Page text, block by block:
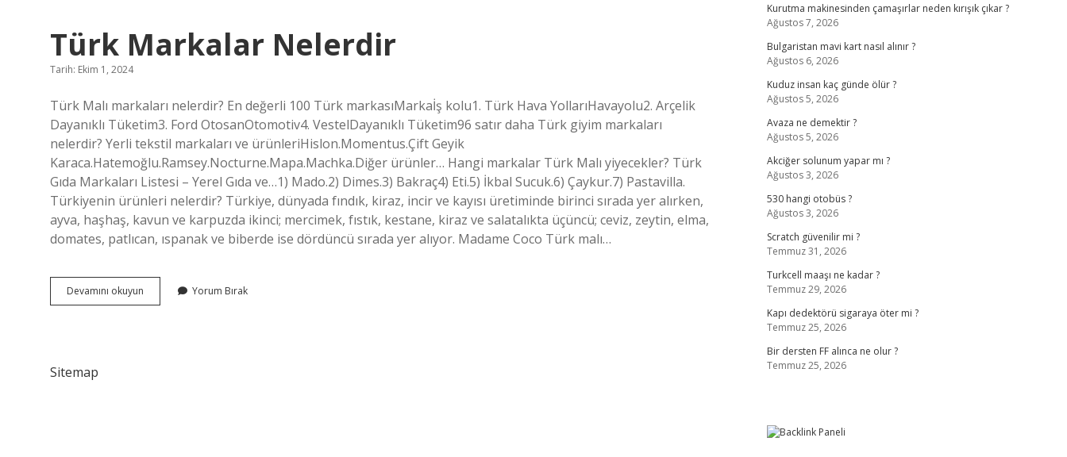
Türk Markalar Nelerdir
Tarih: Ekim 1, 2024
Türk Malı markaları nelerdir? En değerli 100 Türk markasıMarkaİş kolu1. Türk Hava YollarıHavayolu2. Arçelik
Dayanıklı Tüketim3. Ford OtosanOtomotiv4. VestelDayanıklı Tüketim96 satır daha Türk giyim markaları
nelerdir? Yerli tekstil markaları ve ürünleriHislon.Momentus.Çift Geyik
Karaca.Hatemoğlu.Ramsey.Nocturne.Mapa.Machka.Diğer ürünler… Hangi markalar Türk Malı yiyecekler? Türk
Gıda Markaları Listesi – Yerel Gıda ve…1) Mado.2) Dimes.3) Bakraç4) Eti.5) İkbal Sucuk.6) Çaykur.7) Pastavilla.
Türkiyenin ürünleri nelerdir? Türkiye, dünyada fındık, kiraz, incir ve kayısı üretiminde birinci sırada yer alırken,
ayva, haşhaş, kavun ve karpuzda ikinci; mercimek, fıstık, kestane, kiraz ve salatalıkta üçüncü; ceviz, zeytin, elma,
domates, patlıcan, ıspanak ve biberde ise dördüncü sırada yer alıyor. Madame Coco Türk malı…
Devamını okuyun
Markalar
Yorum Bırak
Sitemap
Kurutma makinesinden çamaşırlar neden kırışık çıkar ?
Ağustos 7, 2026
Bulgaristan mavi kart nasıl alınır ?
Ağustos 6, 2026
Kuduz insan kaç günde ölür ?
Ağustos 5, 2026
Avaza ne demektir ?
Ağustos 5, 2026
Akciğer solunum yapar mı ?
Ağustos 3, 2026
530 hangi otobüs ?
Ağustos 3, 2026
Scratch güvenilir mi ?
Temmuz 31, 2026
Turkcell maaşı ne kadar ?
Temmuz 29, 2026
Kapı dedektörü sigaraya öter mi ?
Temmuz 25, 2026
Bir dersten FF alınca ne olur ?
Temmuz 25, 2026